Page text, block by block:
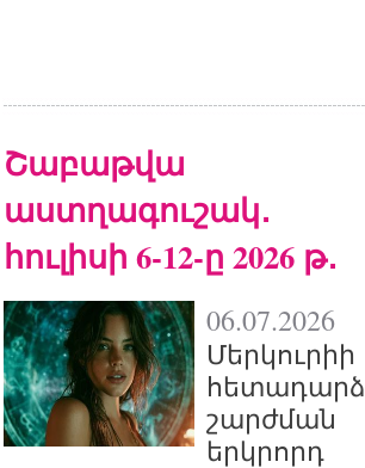
Շաբաթվա
աստղագուշակ․
հուլիսի 6-12-ը 2026 թ․
06.07.2026
Մերկուրիի
հետադարձ
շարժման
երկրորդ